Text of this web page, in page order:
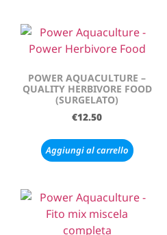
POWER AQUACULTURE –
QUALITY HERBIVORE FOOD
(SURGELATO)
€12.50
Aggiungi al carrello